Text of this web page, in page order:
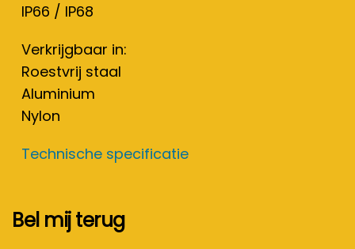
IP66 / IP68
Verkrijgbaar in:
Roestvrij staal
Aluminium
Nylon
Technische specificatie
Bel mij terug